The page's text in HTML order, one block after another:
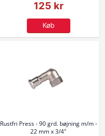
125 kr
Køb
Rustfri Press - 90 grd. bøjning m/m -
22 mm x 3/4"